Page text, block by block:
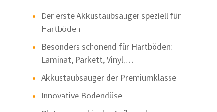
Der erste Akkustaubsauger speziell für
Hartböden
Besonders schonend für Hartböden:
Laminat, Parkett, Vinyl,…
Akkustaubsauger der Premiumklasse
Innovative Bodendüse